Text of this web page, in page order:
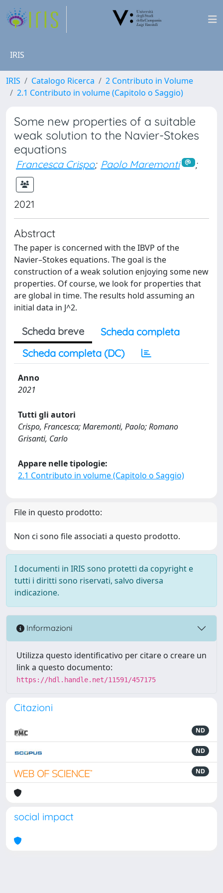
IRIS
IRIS Catalogo Ricerca
2 Contributo in Volume
2.1 Contributo in volume (Capitolo o Saggio)
Some new properties of a suitable
weak solution to the Navier-Stokes
equations
Francesca Crispo; Paolo Maremonti ;
2021
Abstract
The paper is concerned with the IBVP of the
Navier–Stokes equations. The goal is the
construction of a weak solution enjoying some new
properties. Of course, we look for properties that
are global in time. The results hold assuming an
initial data in J^2.
Scheda breve
Scheda completa
Scheda completa (DC)
Anno
2021
Tutti gli autori
Crispo, Francesca; Maremonti, Paolo; Romano
Grisanti, Carlo
Appare nelle tipologie:
2.1 Contributo in volume (Capitolo o Saggio)
File in questo prodotto:
Non ci sono file associati a questo prodotto.
I documenti in IRIS sono protetti da copyright e
tutti i diritti sono riservati, salvo diversa
indicazione.
Informazioni
Utilizza questo identificativo per citare o creare un
link a questo documento:
https://hdl.handle.net/11591/457175
Citazioni
ND
ND
ND
social impact